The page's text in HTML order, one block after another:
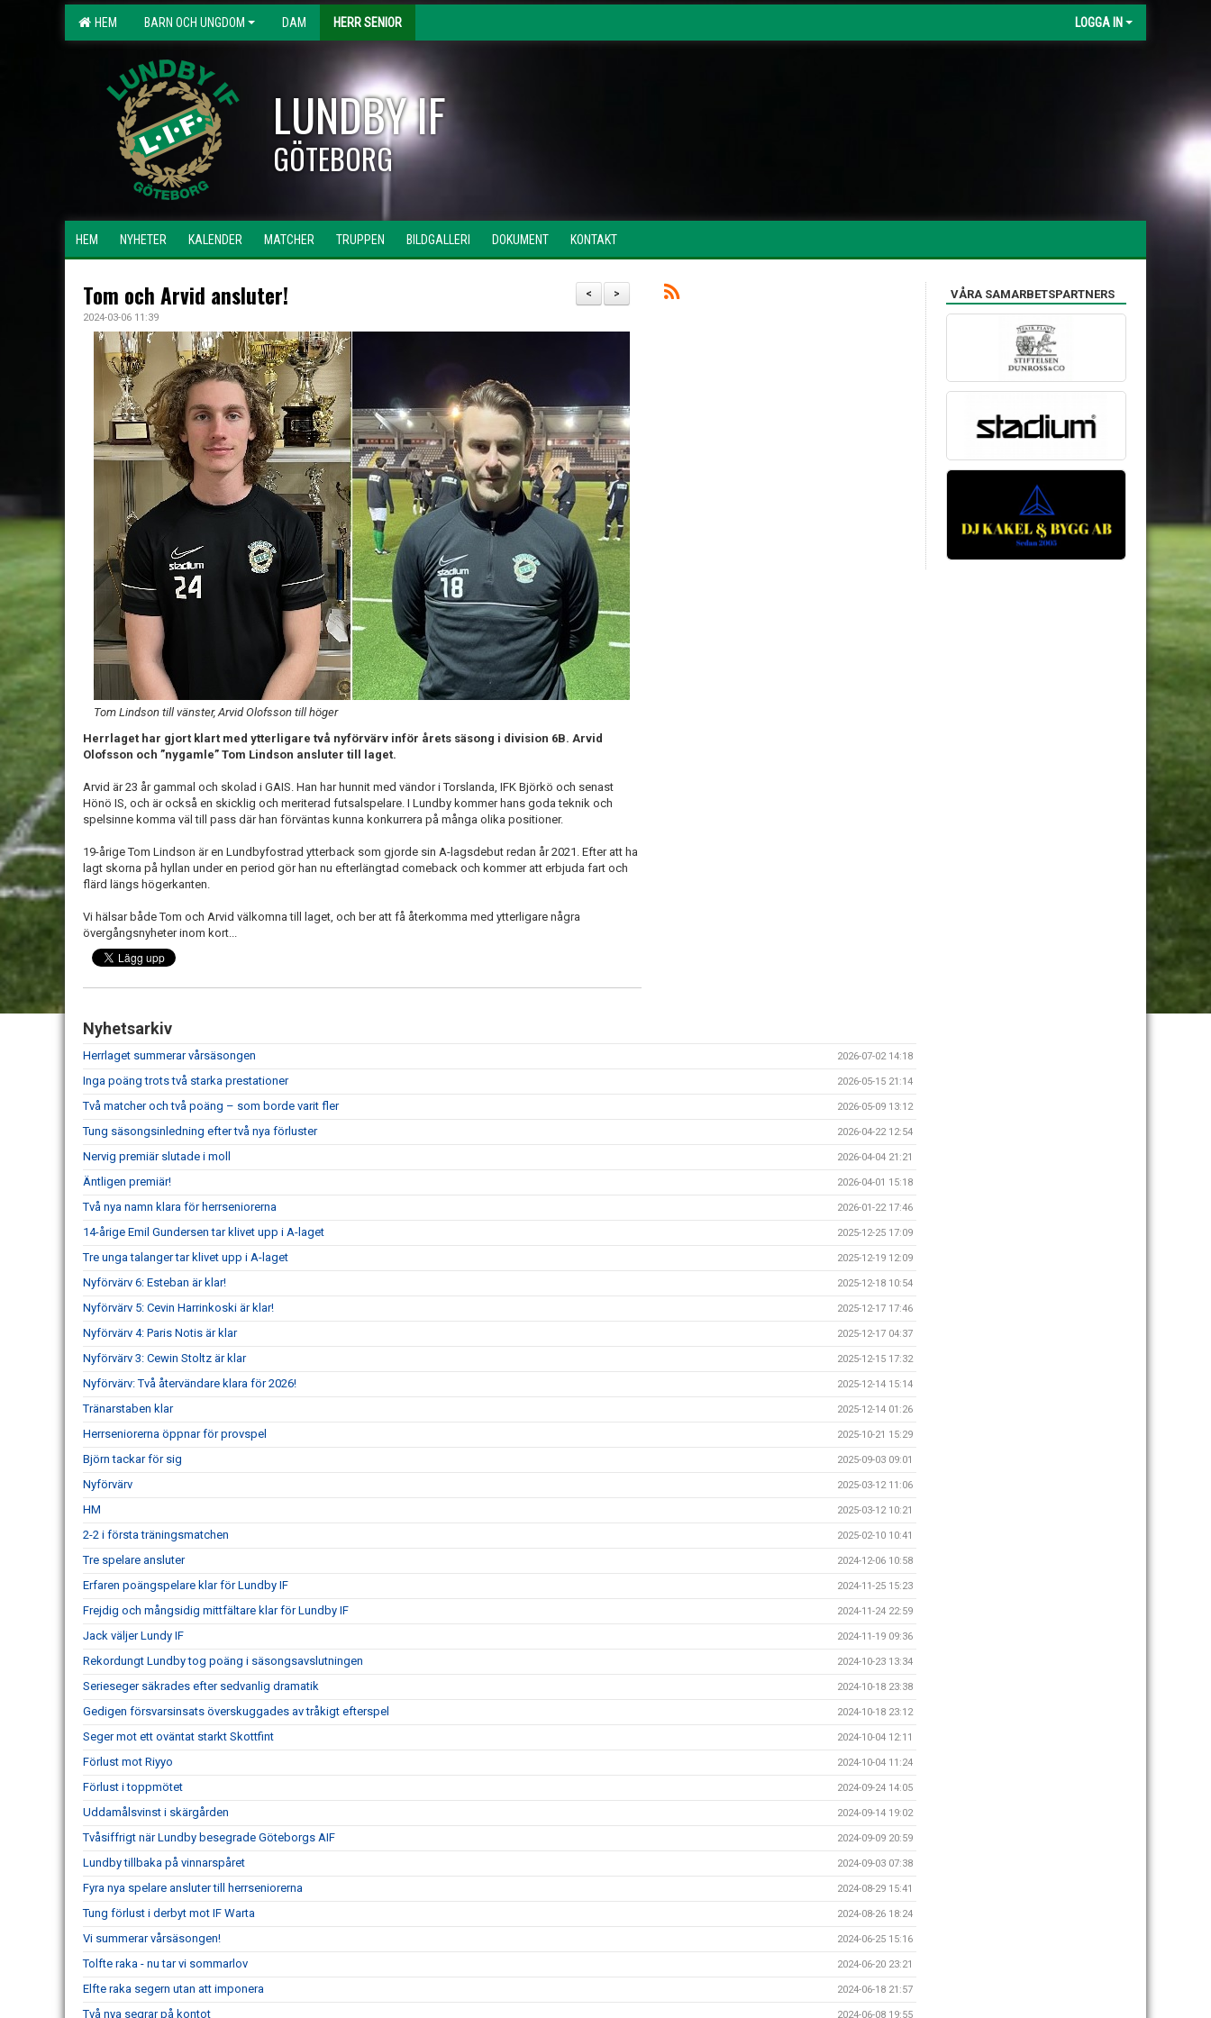
HEM BARN OCH UNGDOM DAM HERR SENIOR LOGGA IN
LUNDBY IF
GÖTEBORG
HEM NYHETER KALENDER MATCHER TRUPPEN BILDGALLERI DOKUMENT KONTAKT
>
<
Tom och Arvid ansluter!
2024-03-06 11:39
Tom Lindson till vänster, Arvid Olofsson till höger
Herrlaget har gjort klart med ytterligare två nyförvärv inför årets säsong i division 6B. Arvid
Olofsson och ”nygamle” Tom Lindson ansluter till laget.
Arvid är 23 år gammal och skolad i GAIS. Han har hunnit med vändor i Torslanda, IFK Björkö och senast
Hönö IS, och är också en skicklig och meriterad futsalspelare. I Lundby kommer hans goda teknik och
spelsinne komma väl till pass där han förväntas kunna konkurrera på många olika positioner.
19-årige Tom Lindson är en Lundbyfostrad ytterback som gjorde sin A-lagsdebut redan år 2021. Efter att ha
lagt skorna på hyllan under en period gör han nu efterlängtad comeback och kommer att erbjuda fart och
flärd längs högerkanten.
Vi hälsar både Tom och Arvid välkomna till laget, och ber att få återkomma med ytterligare några
övergångsnyheter inom kort...
Nyhetsarkiv
Herrlaget summerar vårsäsongen 2026-07-02 14:18
Inga poäng trots två starka prestationer 2026-05-15 21:14
Två matcher och två poäng – som borde varit fler 2026-05-09 13:12
Tung säsongsinledning efter två nya förluster 2026-04-22 12:54
Nervig premiär slutade i moll 2026-04-04 21:21
Äntligen premiär! 2026-04-01 15:18
Två nya namn klara för herrseniorerna 2026-01-22 17:46
14-årige Emil Gundersen tar klivet upp i A-laget 2025-12-25 17:09
Tre unga talanger tar klivet upp i A-laget 2025-12-19 12:09
Nyförvärv 6: Esteban är klar! 2025-12-18 10:54
Nyförvärv 5: Cevin Harrinkoski är klar! 2025-12-17 17:46
Nyförvärv 4: Paris Notis är klar 2025-12-17 04:37
Nyförvärv 3: Cewin Stoltz är klar 2025-12-15 17:32
Nyförvärv: Två återvändare klara för 2026! 2025-12-14 15:14
Tränarstaben klar 2025-12-14 01:26
Herrseniorerna öppnar för provspel 2025-10-21 15:29
Björn tackar för sig 2025-09-03 09:01
Nyförvärv 2025-03-12 11:06
HM 2025-03-12 10:21
2-2 i första träningsmatchen 2025-02-10 10:41
Tre spelare ansluter 2024-12-06 10:58
Erfaren poängspelare klar för Lundby IF 2024-11-25 15:23
Frejdig och mångsidig mittfältare klar för Lundby IF 2024-11-24 22:59
Jack väljer Lundy IF 2024-11-19 09:36
Rekordungt Lundby tog poäng i säsongsavslutningen 2024-10-23 13:34
Serieseger säkrades efter sedvanlig dramatik 2024-10-18 23:38
Gedigen försvarsinsats överskuggades av tråkigt efterspel 2024-10-18 23:12
Seger mot ett oväntat starkt Skottfint 2024-10-04 12:11
Förlust mot Riyyo 2024-10-04 11:24
Förlust i toppmötet 2024-09-24 14:05
Uddamålsvinst i skärgården 2024-09-14 19:02
Tvåsiffrigt när Lundby besegrade Göteborgs AIF 2024-09-09 20:59
Lundby tillbaka på vinnarspåret 2024-09-03 07:38
Fyra nya spelare ansluter till herrseniorerna 2024-08-29 15:41
Tung förlust i derbyt mot IF Warta 2024-08-26 18:24
Vi summerar vårsäsongen! 2024-06-25 15:16
Tolfte raka - nu tar vi sommarlov 2024-06-20 23:21
Elfte raka segern utan att imponera 2024-06-18 21:57
Två nya segrar på kontot 2024-06-08 19:55
VÅRA SAMARBETSPARTNERS